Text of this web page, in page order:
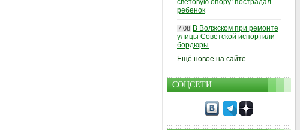
световую опору: пострадал
ребенок
7.08 В Волжском при ремонте
улицы Советской испортили
бордюры
Ещё новое на сайте
СОЦСЕТИ